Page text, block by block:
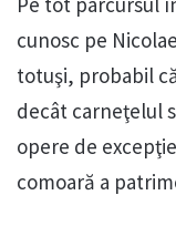
cunosc pe
totuşi, probabil
decât carneţelul
opere de
comoară a